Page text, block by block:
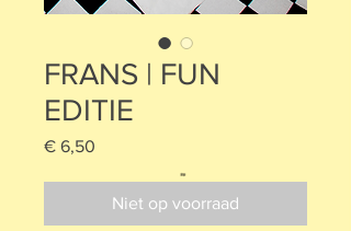
FRANS | FUN
EDITIE
€ 6,50
Niet op voorraad